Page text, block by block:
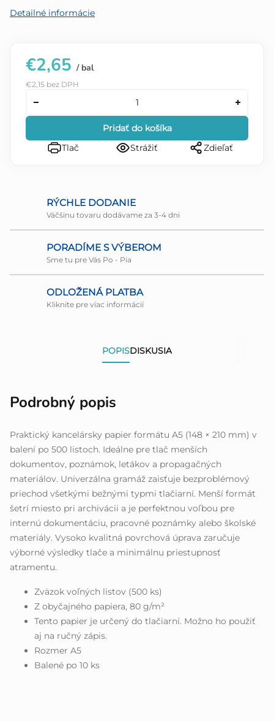
Detailné informácie
€2,65 / bal
€2,15 bez DPH
Pridať do košíka
Tlač
Strážiť Zdieľať
RÝCHLE DODANIE
Väčšinu tovaru dodávame za 3-4 dni
PORADÍME S VÝBEROM
Sme tu pre Vás Po - Pia
ODLOŽENÁ PLATBA
Kliknite pre viac informácií
POPISDISKUSIA
Podrobný popis
Praktický kancelársky papier formátu A5 (148 × 210 mm) v
balení po 500 listoch. Ideálne pre tlač menších
dokumentov, poznámok, letákov a propagačných
materiálov. Univerzálna gramáž zaisťuje bezproblémový
priechod všetkými bežnými typmi tlačiarní. Menší formát
šetrí miesto pri archivácii a je perfektnou voľbou pre
internú dokumentáciu, pracovné poznámky alebo školské
materiály. Vysoko kvalitná povrchová úprava zaručuje
výborné výsledky tlače a minimálnu priestupnosť
atramentu.
Zväzok voľných listov (500 ks)
Z obyčajného papiera, 80 g/m²
Tento papier je určený do tlačiarní. Možno ho použiť
aj na ručný zápis.
Rozmer A5
Balené po 10 ks